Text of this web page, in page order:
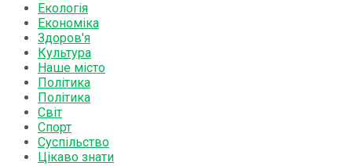
Екологія
Економіка
Здоров'я
Культура
Наше місто
Політика
Політика
Світ
Спорт
Суспільство
Цікаво знати